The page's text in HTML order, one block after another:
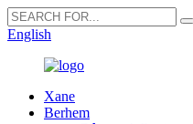
English
Xane
Berhem